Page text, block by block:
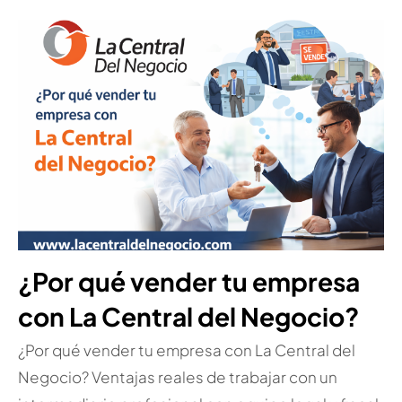
¿Por qué vender tu empresa
con La Central del Negocio?
¿Por qué vender tu empresa con La Central del
Negocio? Ventajas reales de trabajar con un